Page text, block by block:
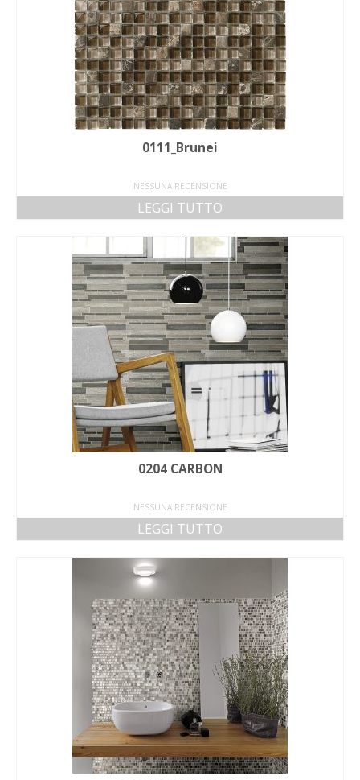
0111_Brunei
NESSUNA RECENSIONE
LEGGI TUTTO
0204 CARBON
NESSUNA RECENSIONE
LEGGI TUTTO